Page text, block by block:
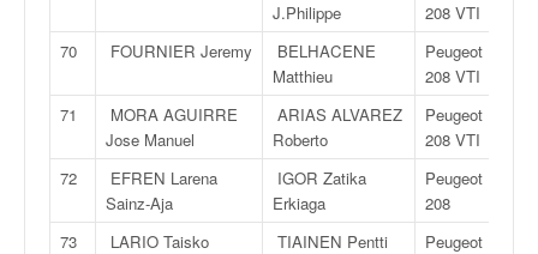
J.Philippe
208 VTI
70 FOURNIER Jeremy
BELHACENE
Matthieu
Peugeot
208 VTI
71
MORA AGUIRRE
Jose Manuel
ARIAS ALVAREZ
Roberto
Peugeot
208 VTI
72
EFREN Larena
Sainz-Aja
IGOR Zatika
Erkiaga
Peugeot
208
73 LARIO Taisko TIAINEN Pentti
Peugeot